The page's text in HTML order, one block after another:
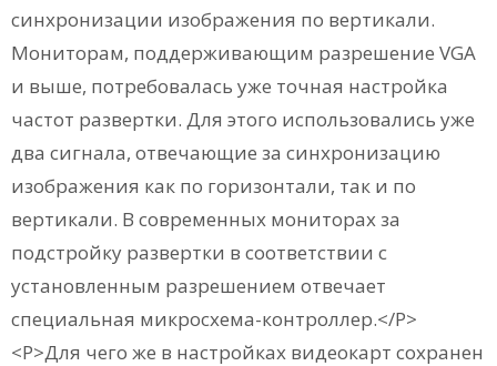
синхронизации изображения по вертикали.
Мониторам, поддерживающим разрешение VGA
и выше, потребовалась уже точная настройка
частот развертки. Для этого использовались уже
два сигнала, отвечающие за синхронизацию
изображения как по горизонтали, так и по
вертикали. В современных мониторах за
подстройку развертки в соответствии с
установленным разрешением отвечает
специальная микросхема-контроллер.</P>
<P>Для чего же в настройках видеокарт сохранен